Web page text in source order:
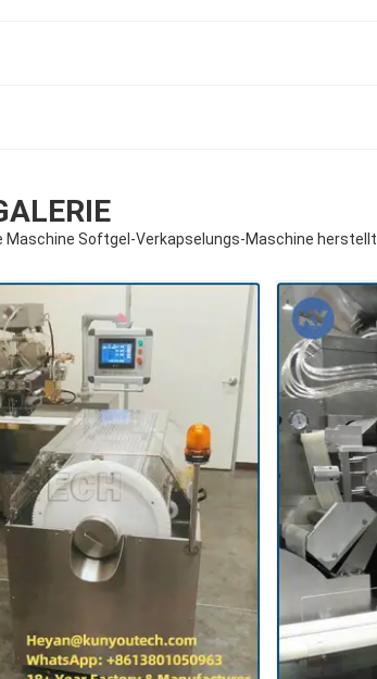
Maschine Softgel-Verkapselungs-Maschine herstellt